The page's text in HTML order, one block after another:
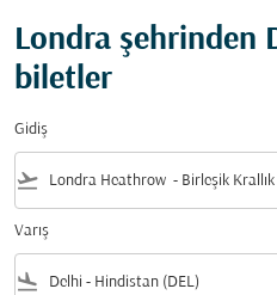
Londra şehrinden
biletler
Gidiş
flight_takeoff
Varış
flight_land